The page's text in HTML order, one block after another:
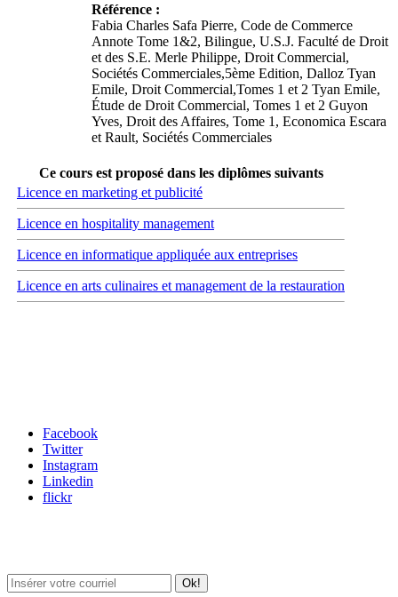
Référence :
Fabia Charles Safa Pierre, Code de Commerce
Annote Tome 1&2, Bilingue, U.S.J. Faculté de Droit
et des S.E. Merle Philippe, Droit Commercial,
Sociétés Commerciales,5ème Edition, Dalloz Tyan
Emile, Droit Commercial,Tomes 1 et 2 Tyan Emile,
Étude de Droit Commercial, Tomes 1 et 2 Guyon
Yves, Droit des Affaires, Tome 1, Economica Escara
et Rault, Sociétés Commerciales
Ce cours est proposé dans les diplômes suivants
Licence en marketing et publicité
Licence en hospitality management
Licence en informatique appliquée aux entreprises
Licence en arts culinaires et management de la restauration
Facebook
Twitter
Instagram
Linkedin
flickr